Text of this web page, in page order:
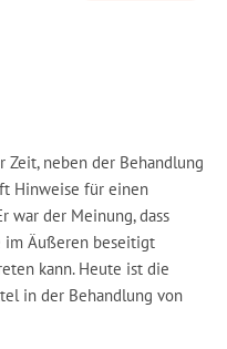
Zeit, neben der Behandlung
Hinweise für einen
war der Meinung, dass
im Äußeren beseitigt
kann. Heute ist die
in der Behandlung von